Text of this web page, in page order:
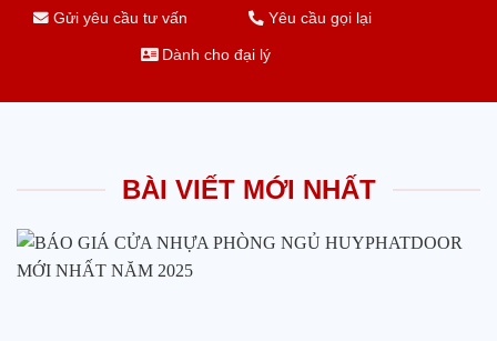
Gửi yêu cầu tư vấn Yêu cầu gọi lại
Dành cho đại lý
BÀI VIẾT MỚI NHẤT